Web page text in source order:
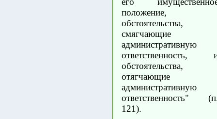
положение,
обстоятельства,
смягчающие
административную
ответственность,
обстоятельства,
отягчающие
административную
ответственность"
121).